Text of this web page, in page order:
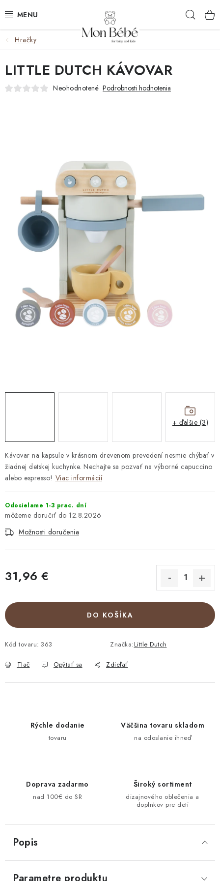
na
ZĽAVY
OBLEČENIE
VÝBAVA
KNIHY
DARČEKOVÉ BOXY
O nás Všeobecné obchodné podmienky
Reklamačný poriadok
Podmienky ochrany osobných údajov a poučenie o cookies
Formulár na odstúpenie od zmluvy
Reklamačný formulár
Moja objednávka
Hračky
Kávovar na kapsule v krásnom drevenom prevedení nesmie chýbať v
žiadnej detskej kuchynke. Nechajte sa pozvať na výborné capuccino
alebo espresso! Viac informácií
Odosielame 1-3 prac. dní
12.8.2026
Možnosti doručenia
31,96 €
DO KOŠÍKA
Kód tovaru: 363 Značka:Little Dutch
Tlač Opýtať sa Zdieľať
LITTLE DUTCH KÁVOVAR
Neohodnotené Podrobnosti hodnotenia
+ ďalšie (3)
Rýchle dodanie
tovaru
Väčšina tovaru skladom
na odoslanie ihneď
Doprava zadarmo
nad 100€ do SR
Široký sortiment
dizajnového oblečenia a
doplnkov pre deti
Popis
Parametre produktu